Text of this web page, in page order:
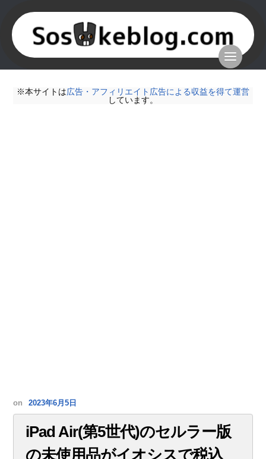
※本サイトは広告・アフィリエイト広告による収益を得て運営
しています。
on 2023年6月5日
iPad Air(第5世代)のセルラー版
の未使用品がイオシスで税込